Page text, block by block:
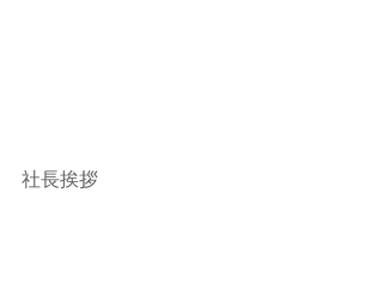
社長挨拶